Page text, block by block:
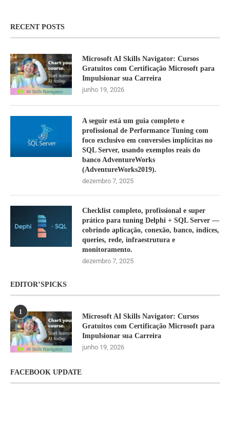
RECENT POSTS
Microsoft AI Skills Navigator: Cursos
Gratuitos com Certificação Microsoft para
Impulsionar sua Carreira
junho 19, 2026
A seguir está um guia completo e
profissional de Performance Tuning com
foco exclusivo em conversões implícitas no
SQL Server, usando exemplos reais do
banco AdventureWorks
(AdventureWorks2019).
dezembro 7, 2025
Checklist completo, profissional e super
prático para tuning Delphi + SQL Server —
cobrindo aplicação, conexão, banco, índices,
queries, rede, infraestrutura e
monitoramento.
dezembro 7, 2025
EDITOR’SPICKS
1
Microsoft AI Skills Navigator: Cursos
Gratuitos com Certificação Microsoft para
Impulsionar sua Carreira
junho 19, 2026
FACEBOOK UPDATE